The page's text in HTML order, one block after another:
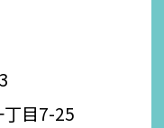
目7-25